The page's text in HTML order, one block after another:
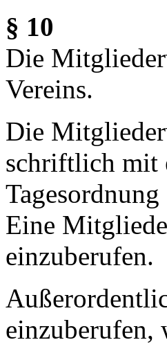
§ 10
Die
Vereins.
Die
schriftlich mit
Eine
einzuberufen.
einzuberufen,